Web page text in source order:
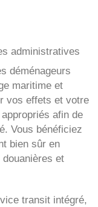
administratives
déménageurs
maritime et
vos effets et votre
afin de
Vous bénéficiez
bien sûr en
et
transit intégré,